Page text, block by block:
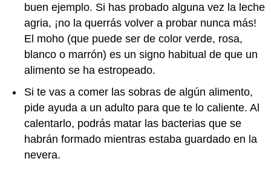
buen ejemplo. Si has probado alguna vez la leche
agria, ¡no la querrás volver a probar nunca más!
El moho (que puede ser de color verde, rosa,
blanco o marrón) es un signo habitual de que un
alimento se ha estropeado.
Si te vas a comer las sobras de algún alimento,
pide ayuda a un adulto para que te lo caliente. Al
calentarlo, podrás matar las bacterias que se
habrán formado mientras estaba guardado en la
nevera.